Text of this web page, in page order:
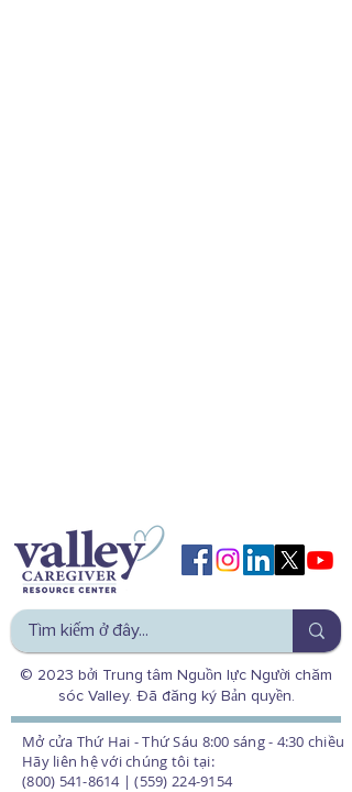
© 2023 bởi Trung tâm Nguồn lực Người chăm
sóc Valley. Đã đăng ký Bản quyền.
Mở cửa Thứ Hai - Thứ Sáu 8:00 sáng - 4:30 chiều
Hãy liên hệ với chúng tôi tại:
(800) 541-8614 | (559) 224-9154